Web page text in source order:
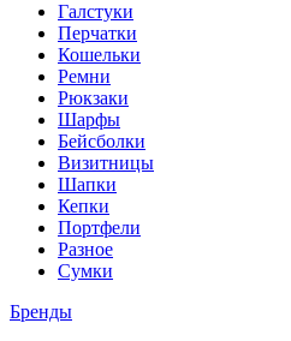
Галстуки
Перчатки
Кошельки
Ремни
Рюкзаки
Шарфы
Бейсболки
Визитницы
Шапки
Кепки
Портфели
Разное
Сумки
Бренды